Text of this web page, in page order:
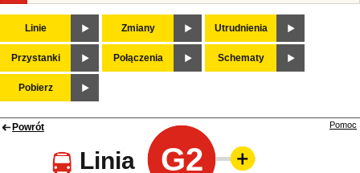
Linie Zmiany Utrudnienia
Przystanki Połączenia Schematy
Pobierz
Powrót
Linia G2
Pomoc